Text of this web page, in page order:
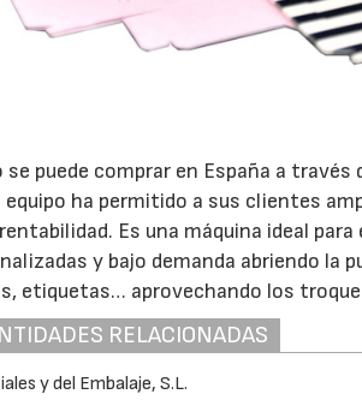
puede comprar en España a través
ha permitido a sus clientes
Es una máquina ideal
y bajo demanda abriendo la
etiquetas… aprovechando los
RELACIONADAS
y del Embalaje, S.L.